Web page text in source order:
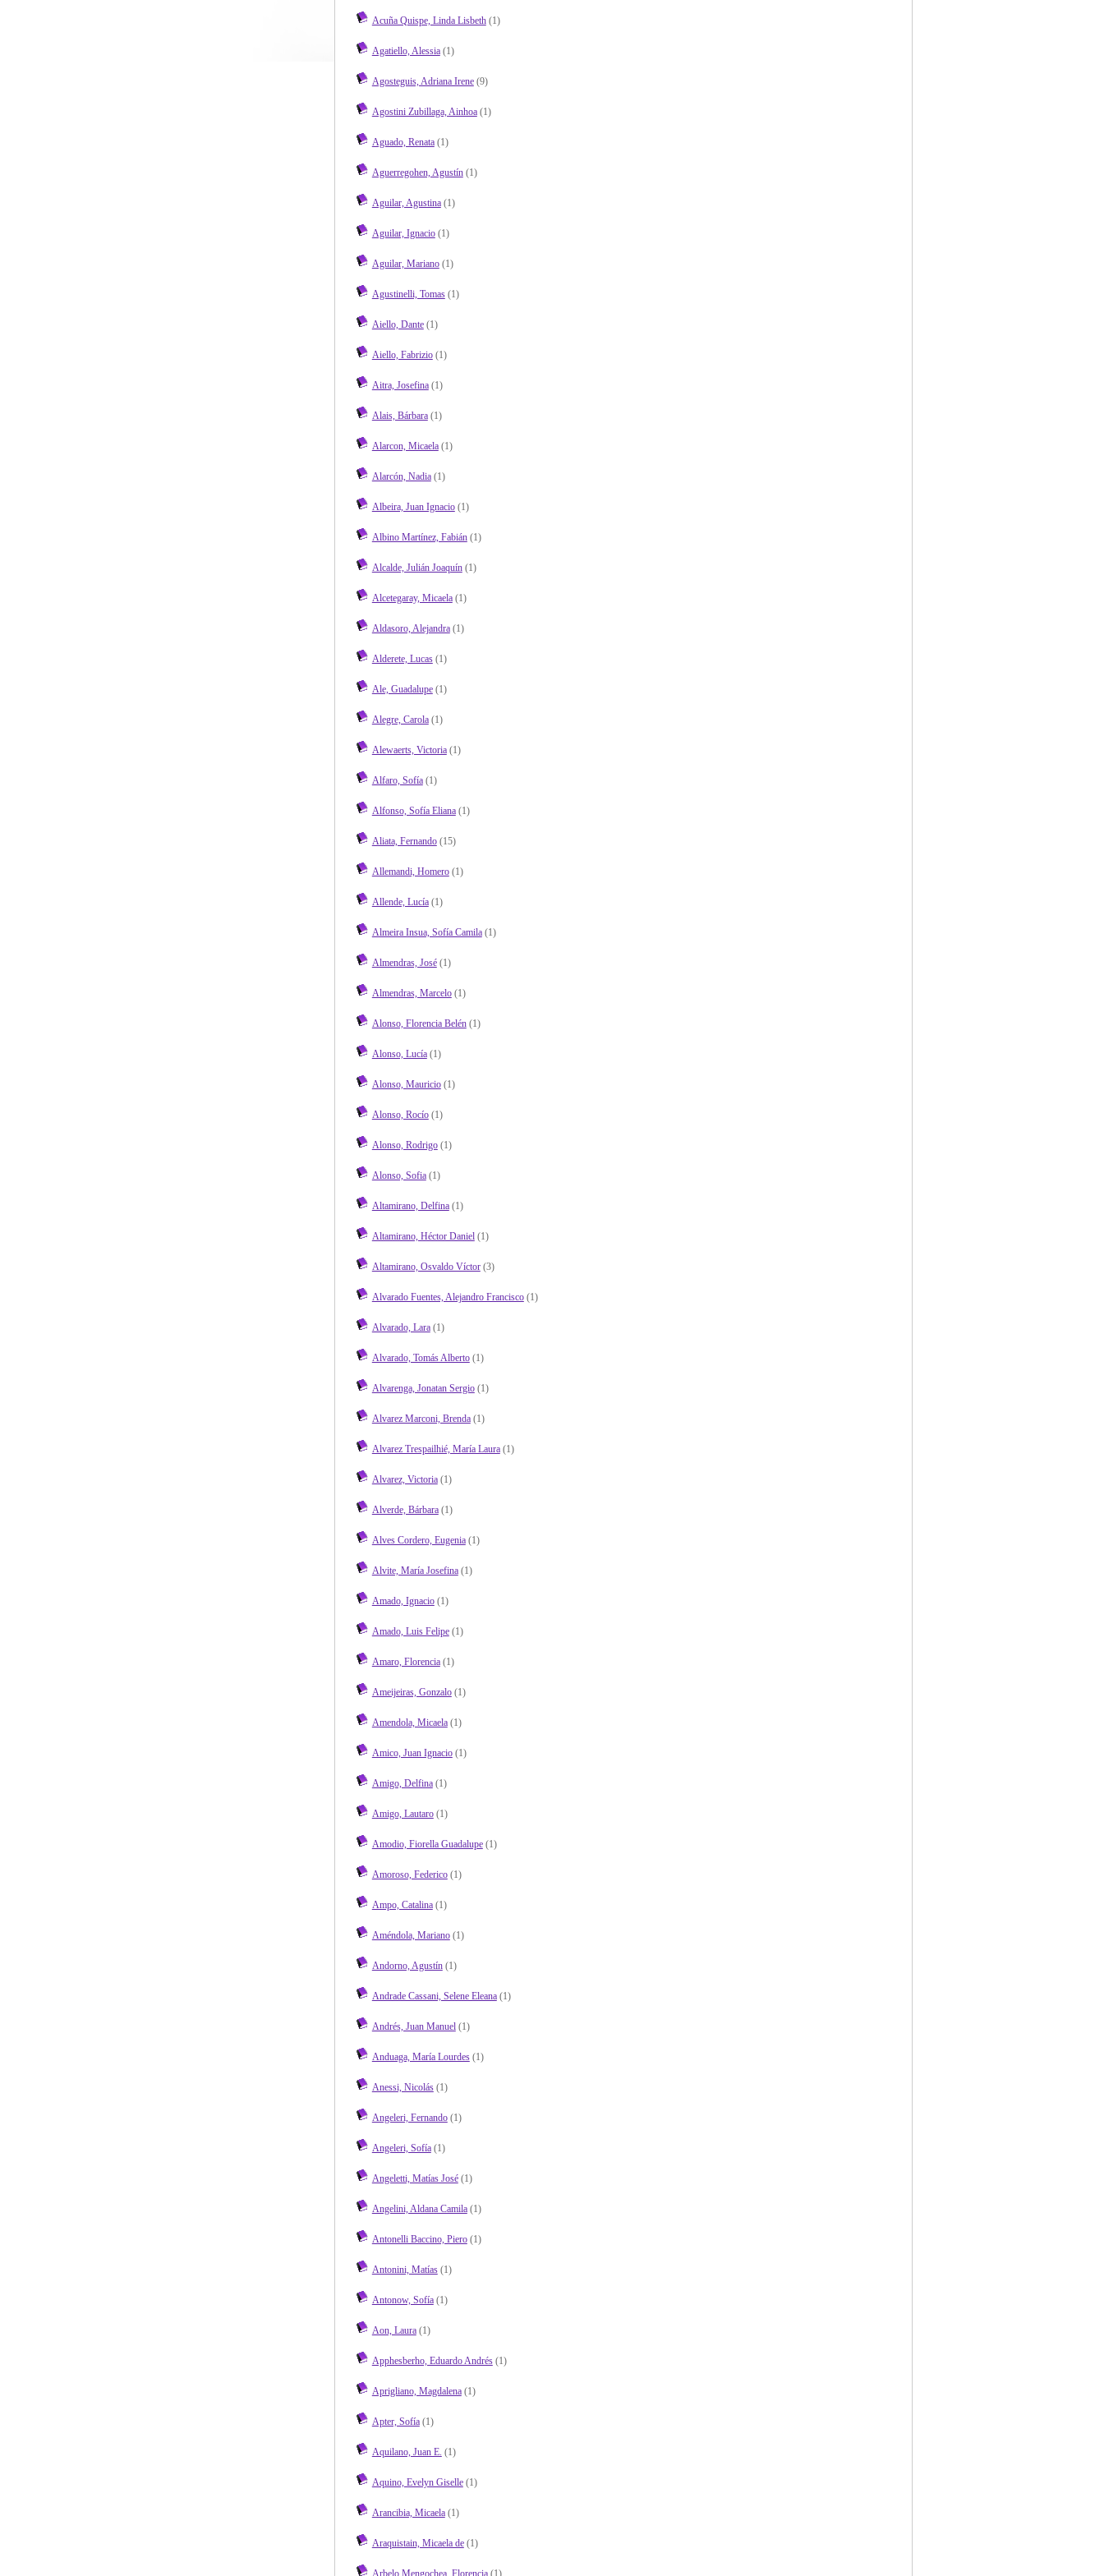
Acuña Quispe, Linda Lisbeth(1)
Agatiello, Alessia(1)
Agosteguis, Adriana Irene(9)
Agostini Zubillaga, Ainhoa(1)
Aguado, Renata(1)
Aguerregohen, Agustín(1)
Aguilar, Agustina(1)
Aguilar, Ignacio(1)
Aguilar, Mariano(1)
Agustinelli, Tomas(1)
Aiello, Dante(1)
Aiello, Fabrizio(1)
Aitra, Josefina(1)
Alais, Bárbara(1)
Alarcon, Micaela(1)
Alarcón, Nadia(1)
Albeira, Juan Ignacio(1)
Albino Martínez, Fabián(1)
Alcalde, Julián Joaquín(1)
Alcetegaray, Micaela(1)
Aldasoro, Alejandra(1)
Alderete, Lucas(1)
Ale, Guadalupe(1)
Alegre, Carola(1)
Alewaerts, Victoria(1)
Alfaro, Sofía(1)
Alfonso, Sofía Eliana(1)
Aliata, Fernando(15)
Allemandi, Homero(1)
Allende, Lucía(1)
Almeira Insua, Sofía Camila(1)
Almendras, José(1)
Almendras, Marcelo(1)
Alonso, Florencia Belén(1)
Alonso, Lucía(1)
Alonso, Mauricio(1)
Alonso, Rocío(1)
Alonso, Rodrigo(1)
Alonso, Sofia(1)
Altamirano, Delfina(1)
Altamirano, Héctor Daniel(1)
Altamirano, Osvaldo Víctor(3)
Alvarado Fuentes, Alejandro Francisco(1)
Alvarado, Lara(1)
Alvarado, Tomás Alberto(1)
Alvarenga, Jonatan Sergio(1)
Alvarez Marconi, Brenda(1)
Alvarez Trespailhié, María Laura(1)
Alvarez, Victoria(1)
Alverde, Bárbara(1)
Alves Cordero, Eugenia(1)
Alvite, María Josefina(1)
Amado, Ignacio(1)
Amado, Luis Felipe(1)
Amaro, Florencia(1)
Ameijeiras, Gonzalo(1)
Amendola, Micaela(1)
Amico, Juan Ignacio(1)
Amigo, Delfina(1)
Amigo, Lautaro(1)
Amodio, Fiorella Guadalupe(1)
Amoroso, Federico(1)
Ampo, Catalina(1)
Améndola, Mariano(1)
Andorno, Agustín(1)
Andrade Cassani, Selene Eleana(1)
Andrés, Juan Manuel(1)
Anduaga, María Lourdes(1)
Anessi, Nicolás(1)
Angeleri, Fernando(1)
Angeleri, Sofía(1)
Angeletti, Matías José(1)
Angelini, Aldana Camila(1)
Antonelli Baccino, Piero(1)
Antonini, Matías(1)
Antonow, Sofía(1)
Aon, Laura(1)
Apphesberho, Eduardo Andrés(1)
Aprigliano, Magdalena(1)
Apter, Sofía(1)
Aquilano, Juan E. (1)
Aquino, Evelyn Giselle(1)
Arancibia, Micaela(1)
Araquistain, Micaela de(1)
Arbelo Mengochea, Florencia(1)